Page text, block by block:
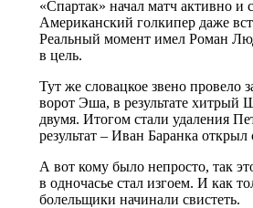
«Спартак» начал матч активно и
Американский голкипер даже
Реальный момент имел Роман
в цель.
Тут же словацкое звено провело
ворот Эша, в результате хитрый
двумя. Итогом стали удаления
результат – Иван Баранка открыл
А вот кому было непросто, так
в одночасье стал изгоем. И как
болельщики начинали свистеть.